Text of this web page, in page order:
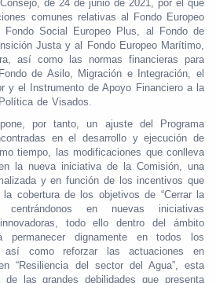
de 24 de junio de 2021, por el que
comunes relativas al Fondo Europeo
Fondo Social Europeo Plus, al Fondo de
Justa y al Fondo Europeo Marítimo,
así como las normas financieras para
de Asilo, Migración e Integración, el
y el Instrumento de Apoyo Financiero a la
de Visados.
por tanto, un ajuste del Programa
en el desarrollo y ejecución de
tiempo, las modificaciones que conlleva
la nueva iniciativa de la Comisión, una
y en función de los incentivos que
la cobertura de los objetivos de “Cerrar la
centrándonos en nuevas iniciativas
todo ello dentro del ámbito
permanecer dignamente en todos los
así como reforzar las actuaciones en
“Resiliencia del sector del Agua”, esta
de las grandes debilidades que presenta